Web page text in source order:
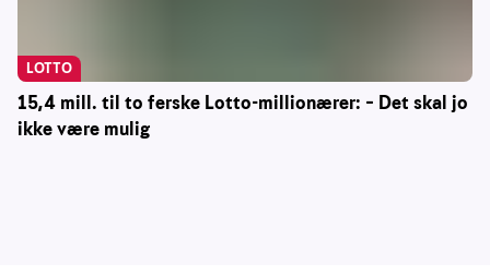
15,4 mill. til to ferske Lotto-millionærer: – Det skal jo
ikke være mulig
LOTTO